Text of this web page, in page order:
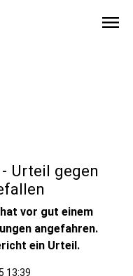
menu
Urteil gegen
vor gut einem
angefahren.
ein Urteil.
13:39